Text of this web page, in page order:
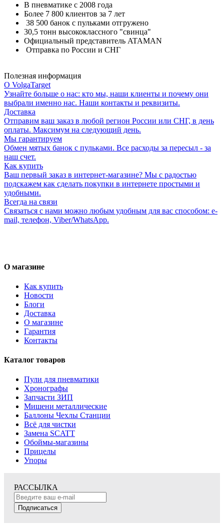
В пневматике с 2008 года
Более 7 800 клиентов за 7 лет
38 500 банок с пульками отгружено
30,5 тонн высококлассного "свинца"
Официальный представитель ATAMAN
Отправка по России и СНГ
Полезная информация
О VolgaTarget
Узнайте больше о нас: кто мы, наши клиенты и почему они
выбрали именно нас. Наши контакты и реквизиты.
Доставка
Отправим ваш заказ в любой регион России или СНГ, в день
оплаты. Максимум на следующий день.
Мы гарантируем
Обмен мятых банок с пульками. Все расходы за пересыл - за
наш счет.
Как купить
Ваш первый заказ в интернет-магазине? Мы с радостью
подскажем как сделать покупки в интернете простыми и
удобными.
Всегда на связи
Связаться с нами можно любым удобным для вас способом: e-
mail, телефон, Viber/WhatsApp.
О магазине
Как купить
Новости
Блоги
Доставка
О магазине
Гарантия
Контакты
Каталог товаров
Пули для пневматики
Хронографы
Запчасти ЗИП
Мишени металлические
Баллоны Чехлы Станции
Всё для чистки
Замена SCATT
Обоймы-магазины
Прицелы
Упоры
РАССЫЛКА
Подписаться